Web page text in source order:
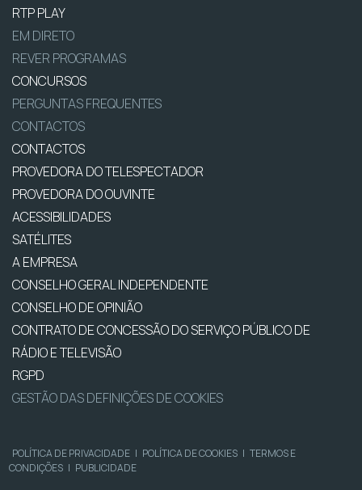
RTP PLAY
EM DIRETO
REVER PROGRAMAS
CONCURSOS
PERGUNTAS FREQUENTES
CONTACTOS
CONTACTOS
PROVEDORA DO TELESPECTADOR
PROVEDORA DO OUVINTE
ACESSIBILIDADES
SATÉLITES
A EMPRESA
CONSELHO GERAL INDEPENDENTE
CONSELHO DE OPINIÃO
CONTRATO DE CONCESSÃO DO SERVIÇO PÚBLICO DE
RÁDIO E TELEVISÃO
RGPD
GESTÃO DAS DEFINIÇÕES DE COOKIES
POLÍTICA DE PRIVACIDADE | POLÍTICA DE COOKIES | TERMOS E
CONDIÇÕES | PUBLICIDADE